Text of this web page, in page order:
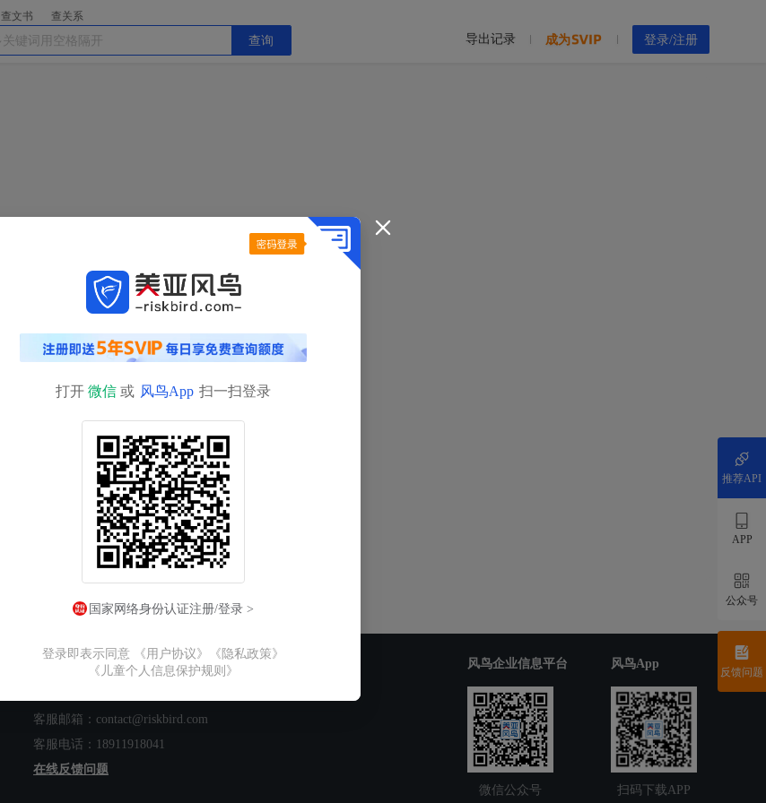
查文书 查关系
查询 导出记录 成为 登录/注册
联系我们
客服邮箱：contact@riskbird.com
客服电话：18911918041
在线反馈问题
风鸟企业信息平台
微信公众号
风鸟App
扫码下载APP
推荐API
APP
公众号
反馈问题
打开 微信 或 风鸟App 扫一扫登录
国家网络身份认证注册/登录 >
登录即表示同意 《用户协议》
《隐私政策》
《儿童个人信息保护规则》